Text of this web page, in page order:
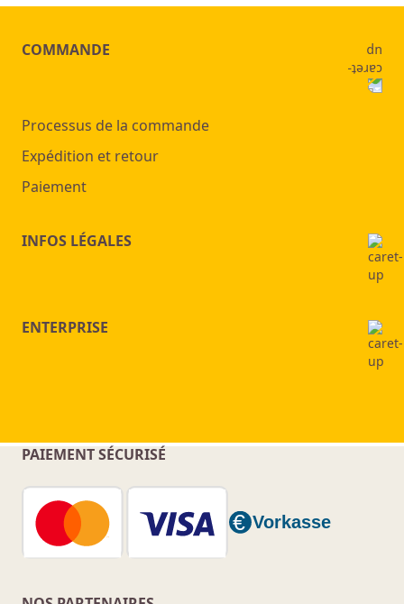
COMMANDE
Processus de la commande
Expédition et retour
Paiement
INFOS LÉGALES
ENTERPRISE
PAIEMENT SÉCURISÉ